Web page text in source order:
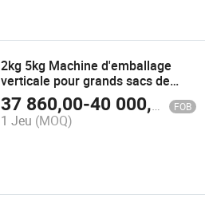
2kg 5kg Machine d'emballage
verticale pour grands sacs de
poudre à laver
37 860,00-40 000,00 FOB
1 Jeu (MOQ)